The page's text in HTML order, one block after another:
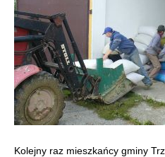
Kolejny raz mieszkańcy gminy